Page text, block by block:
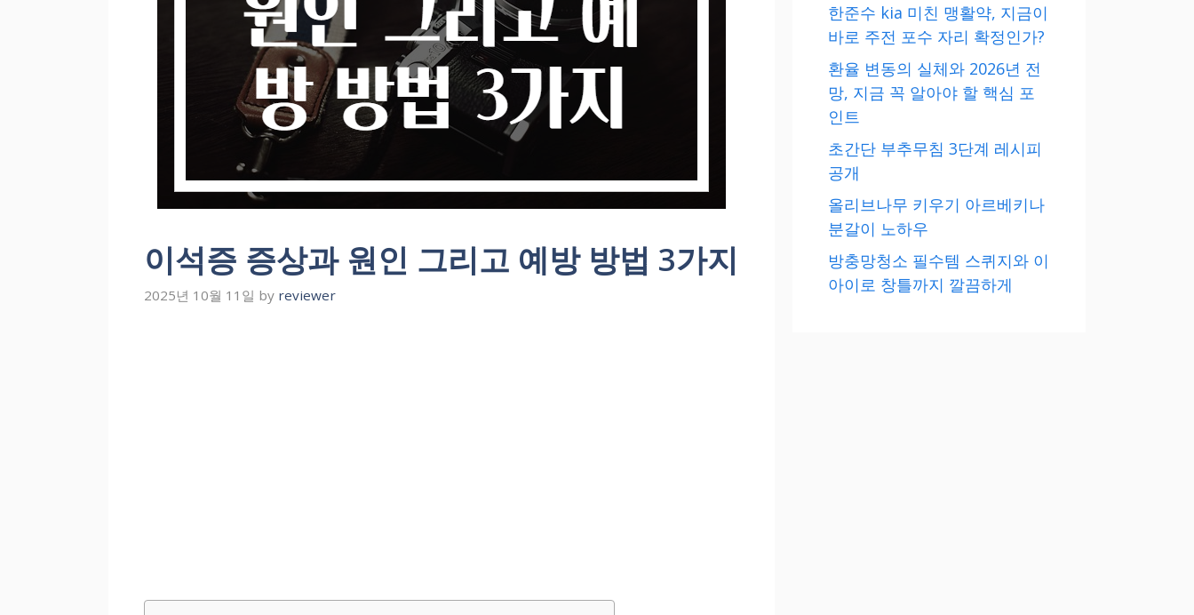
이석증 증상과 원인 그리고 예방 방법 3가지
2025년 10월 11일 by reviewer
한준수 kia 미친 맹활약, 지금이
바로 주전 포수 자리 확정인가?
환율 변동의 실체와 2026년 전
망, 지금 꼭 알아야 할 핵심 포
인트
초간단 부추무침 3단계 레시피
공개
올리브나무 키우기 아르베키나
분갈이 노하우
방충망청소 필수템 스퀴지와 이
아이로 창틀까지 깔끔하게